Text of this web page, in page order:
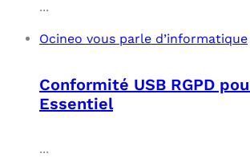
...
Ocineo vous parle d’informatique
Conformité USB RGPD
Essentiel
...